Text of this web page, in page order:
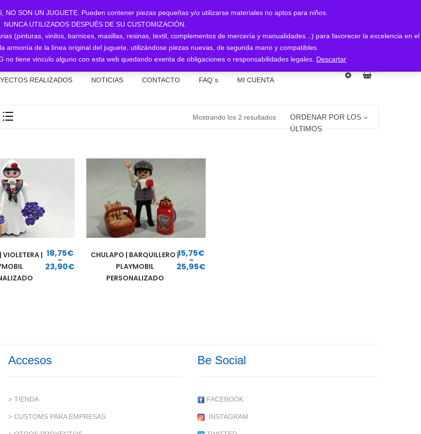
NO SON UN JUGUETE. Pueden contener piezas pequeñas y/o utilizarse materiales no aptos para niños.
NUNCA UTILIZADOS DESPUÉS DE SU CUSTOMIZACIÓN.
(pinturas, vinilos, barnices, masillas, resinas, textil, complementos de mercería y manualidades...) para favorecer la excelencia en el
armonía de la línea original del juguete, utilizándose piezas nuevas, de segunda mano y compatibles.
no tiene vinculo alguno con esta web quedando exenta de obligaciones o responsabilidades legales. Descartar
REALIZADOS NOTICIAS CONTACTO FAQ´s MI CUENTA
Mostrando los 2 resultadosOrdenadoORDENAR POR LOS
ÚLTIMOS
| 18,75€
-
23,90€
Rango de precios: desde 18,75€ hasta 23,90€
CHULAPO | BARQUILLERO |
PLAYMOBIL
PERSONALIZADO
15,75€
-
25,95€
Rango de precios: desde 15,75€ hasta 25,95€
Accesos
> TIENDA
> CUSTOMS PARA EMPRESAS
Be Social
FACEBOOK
INSTAGRAM